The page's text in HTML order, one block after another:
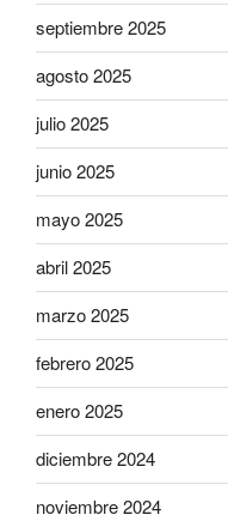
septiembre 2025
agosto 2025
julio 2025
junio 2025
mayo 2025
abril 2025
marzo 2025
febrero 2025
enero 2025
diciembre 2024
noviembre 2024